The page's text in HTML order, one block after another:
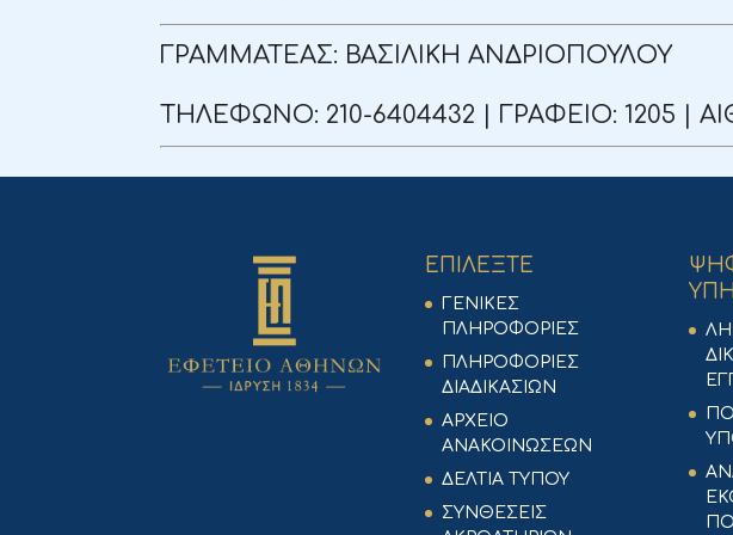
ΓΡΑΜΜΑΤΕΑΣ: ΒΑΣΙΛΙΚΗ ΑΝΔΡΙΟΠΟΥΛΟΥ
ΤΗΛΕΦΩΝΟ: 210-6404432 | ΓΡΑΦΕΙΟ: 1205 |
ΕΠΙΛΕΞΤΕ
ΓΕΝΙΚΕΣ
ΠΛΗΡΟΦΟΡΙΕΣ
ΠΛΗΡΟΦΟΡΙΕΣ
ΔΙΑΔΙΚΑΣΙΩΝ
ΑΡΧΕΙΟ
ΑΝΑΚΟΙΝΩΣΕΩΝ
ΔΕΛΤΙΑ ΤΥΠΟΥ
ΣΥΝΘΕΣΕΙΣ